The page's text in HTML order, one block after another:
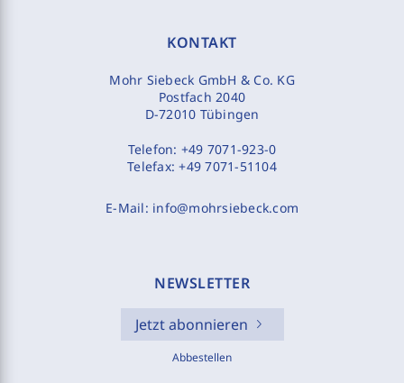
KONTAKT
Mohr Siebeck GmbH & Co. KG
Postfach 2040
D-72010 Tübingen
Telefon: +49 7071-923-0
Telefax:+49 7071-51104
E-Mail: info@mohrsiebeck.com
NEWSLETTER
Jetzt abonnieren
Abbestellen